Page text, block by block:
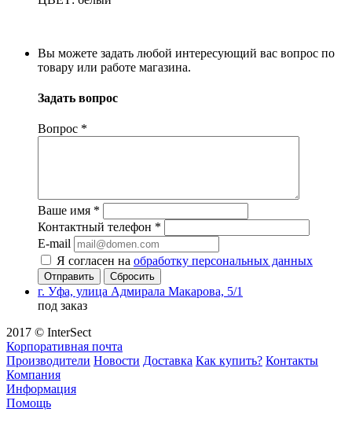
Вы можете задать любой интересующий вас вопрос по
товару или работе магазина.
Задать вопрос
Вопрос *
Ваше имя *
Контактный телефон *
E-mail
Я согласен на обработку персональных данных
Сбросить
г. Уфа, улица Адмирала Макарова, 5/1
под заказ
2017 © InterSect
Корпоративная почта
Производители Новости Доставка Как купить? Контакты
Компания
Информация
Помощь